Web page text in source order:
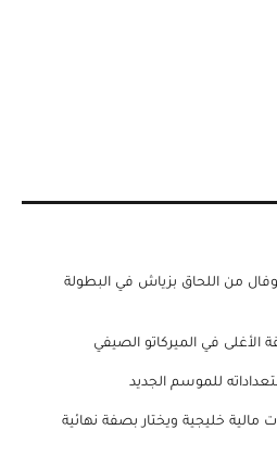
من اللحاق بزياش في البطولة
في الميركاتو الصيفي
للموسم الجديد
مالية خليجية ويختار بصفة نهائية